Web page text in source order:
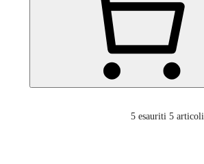
5 esauriti 5 articoli